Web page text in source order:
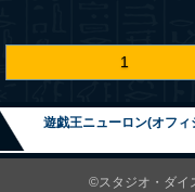
1
遊戯王ニューロン(オフ
©スタジオ・ダイ